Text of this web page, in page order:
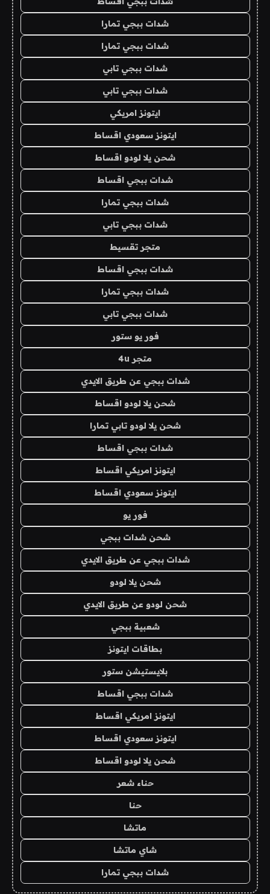
شدات ببجي تمارا
شدات ببجي تمارا
شدات ببجي تابي
شدات ببجي تابي
ايتونز امريكي
ايتونز سعودي اقساط
شحن يلا لودو اقساط
شدات ببجي اقساط
شدات ببجي تمارا
شدات ببجي تابي
متجر تقسيط
شدات ببجي اقساط
شدات ببجي تمارا
شدات ببجي تابي
فور يو ستور
متجر 4u
شدات ببجي عن طريق الايدي
شحن يلا لودو اقساط
شحن يلا لودو تابي تمارا
شدات ببجي اقساط
ايتونز امريكي اقساط
ايتونز سعودي اقساط
فور يو
شحن شدات ببجي
شدات ببجي عن طريق الايدي
شحن يلا لودو
شحن لودو عن طريق الايدي
شعبية ببجي
بطاقات ايتونز
بلايستيشن ستور
شدات ببجي اقساط
ايتونز امريكي اقساط
ايتونز سعودي اقساط
شحن يلا لودو اقساط
حناء شعر
حنا
ماتشا
شاي ماتشا
شدات ببجي تمارا